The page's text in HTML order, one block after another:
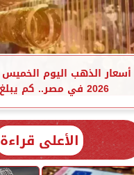
2026 في مصر.. كم يبلغ عيار...
الأعلى قراءة